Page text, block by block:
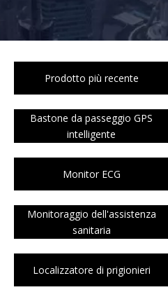
Prodotto più recente
Bastone da passeggio GPS
intelligente
Monitor ECG
Monitoraggio dell'assistenza
sanitaria
Localizzatore di prigionieri